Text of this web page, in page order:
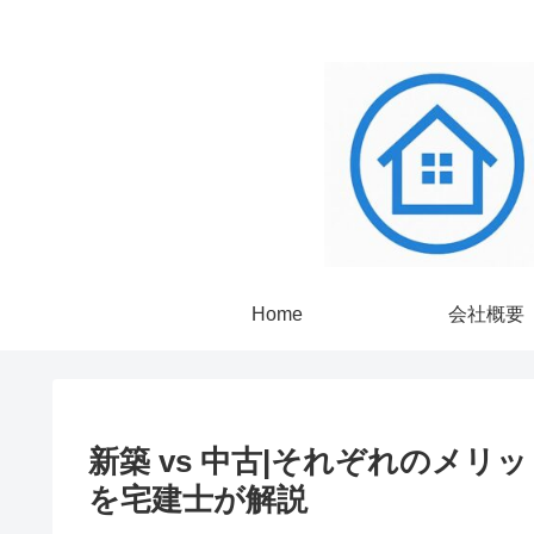
Home 会社概要
新築 vs 中古|それぞれのメリ
を宅建士が解説